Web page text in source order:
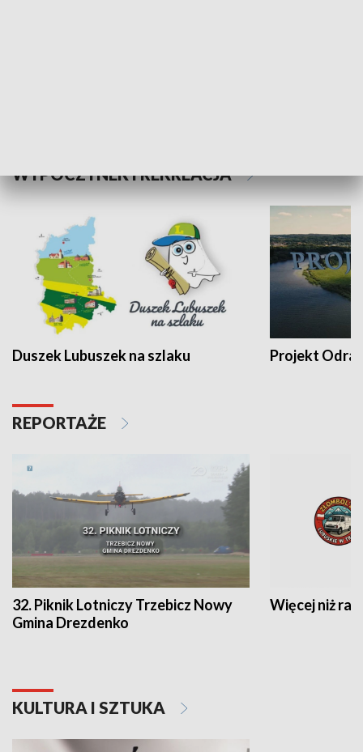
WYPOCZYNEK I REKREACJA
Duszek Lubuszek na szlaku Projekt Odra
REPORTAŻE
32. Piknik Lotniczy Trzebicz Nowy
Gmina Drezdenko
Więcej niż rajd
KULTURA I SZTUKA